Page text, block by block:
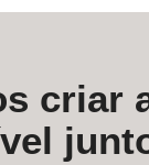
criar